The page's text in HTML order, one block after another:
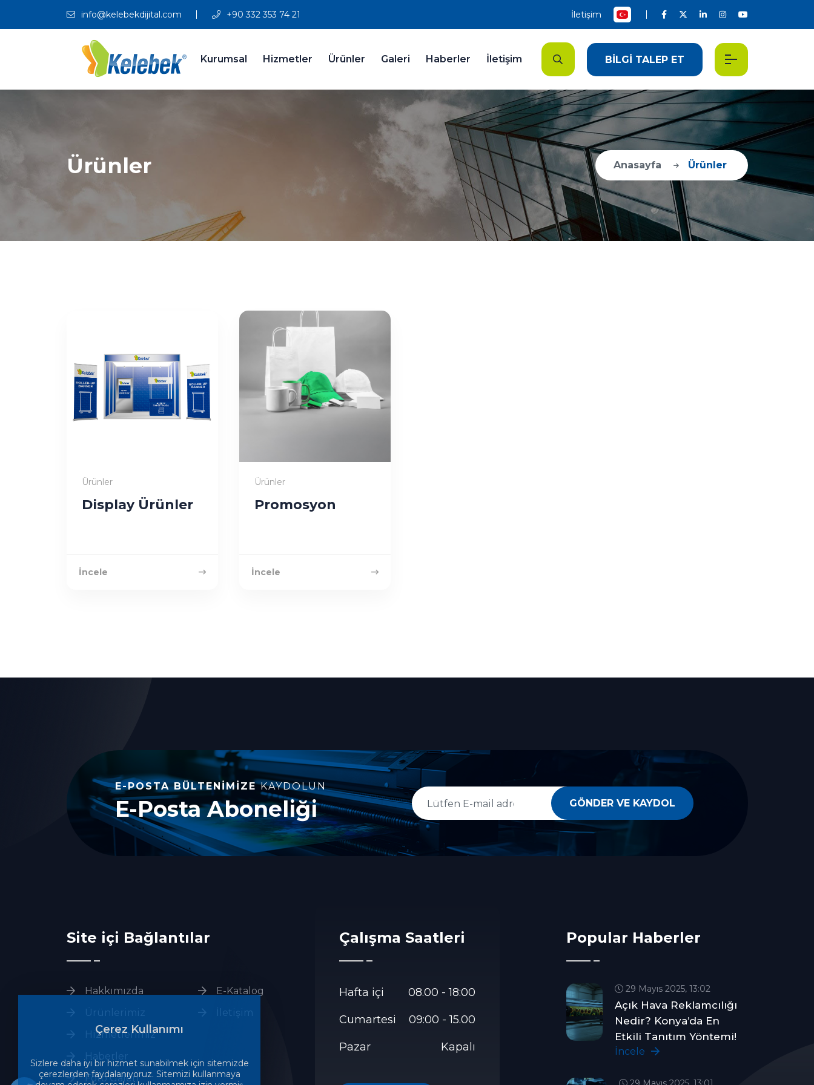
info@kelebekdijital.com +90 332 353 74 21 İletişim
Kurumsal Hizmetler Ürünler Galeri Haberler İletişim BİLGİ TALEP ET
Ürünler Anasayfa Ürünler
Ürünler
Display Ürünler
İncele
Ürünler
Promosyon
İncele
E-POSTA BÜLTENIMIZEKAYDOLUN
E-Posta Aboneliği GÖNDER VE KAYDOL
Site içi Bağlantılar
Hakkımızda
Ürünlerimiz
Hizmetlerimiz
Haberler
Foto Galeri
E-Katalog
İletişim
Çalışma Saatleri
Hafta içi 08.00 - 18:00
Cumartesi 09:00 - 15.00
Pazar Kapalı
Popular Haberler
29 Mayıs 2025, 13:02
Açık Hava Reklamcılığı
Nedir? Konya’da En
Etkili Tanıtım Yöntemi!
İncele
Çerez Kullanımı
Sizlere daha iyi bir hizmet sunabilmek için sitemizde
çerezlerden faydalanıyoruz. Sitemizi kullanmaya